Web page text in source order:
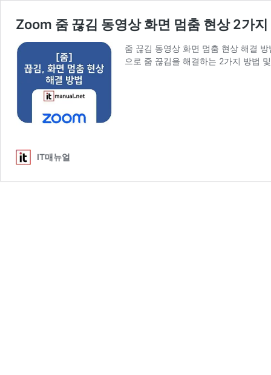
Zoom 줌 끊김 동영상 화면 멈춤 현상 2가
줌 끊김 동영상 화면 멈춤 현상 해결
으로 줌 끊김을 해결하는 2가지 방법
IT매뉴얼